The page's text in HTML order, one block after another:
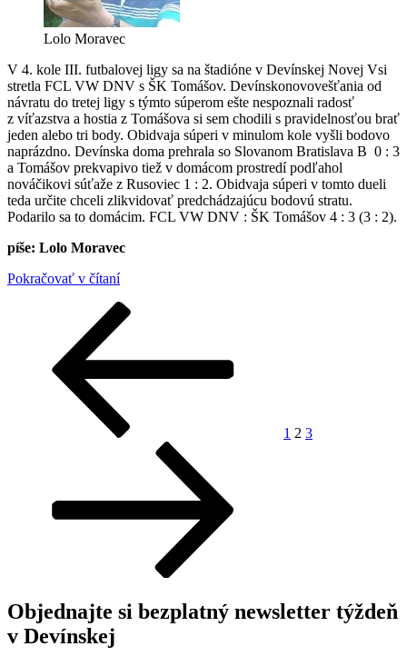
Lolo Moravec
V 4. kole III. futbalovej ligy sa na štadióne v Devínskej Novej Vsi
stretla FCL VW DNV s ŠK Tomášov. Devínskonovovešťania od
návratu do tretej ligy s týmto súperom ešte nespoznali radosť
z víťazstva a hostia z Tomášova si sem chodili s pravidelnosťou brať
jeden alebo tri body. Obidvaja súperi v minulom kole vyšli bodovo
naprázdno. Devínska doma prehrala so Slovanom Bratislava B 0 : 3
a Tomášov prekvapivo tiež v domácom prostredí podľahol
nováčikovi súťaže z Rusoviec 1 : 2. Obidvaja súperi v tomto dueli
teda určite chceli zlikvidovať predchádzajúcu bodovú stratu.
Podarilo sa to domácim. FCL VW DNV : ŠK Tomášov 4 : 3 (3 : 2).
píše: Lolo Moravec
Pokračovať v čítaní„FCL
DNV
:
Tomášov
4
Stránkovanie
príspevkov
1 2 3
Objednajte si bezplatný newsletter týždeň
v Devínskej